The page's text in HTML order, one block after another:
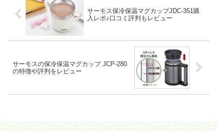
サーモス保冷保温マグカップJDC-351購
入レポ♪口コミ評判もレビュー
サーモスの保冷保温マグカップ JCP-280
の特徴や評判をレビュー